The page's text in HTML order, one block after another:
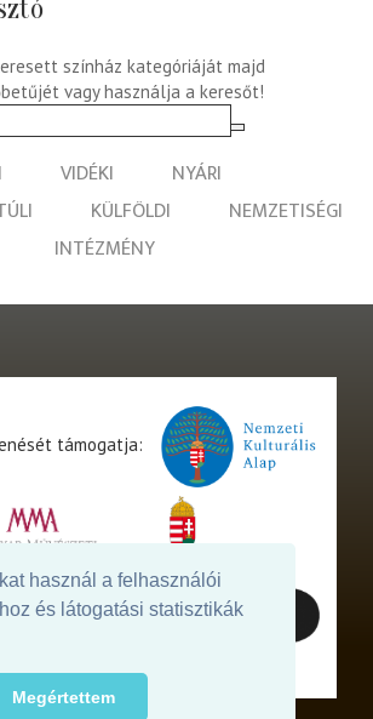
használ a felhasználói
és látogatási statisztikák
Megértettem
színház kategóriáját majd
vagy használja a keresőt!
VIDÉKI
NYÁRI
KÜLFÖLDI
NEMZETISÉGI
INTÉZMÉNY
támogatja: